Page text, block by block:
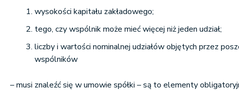
wysokości kapitału zakładowego;
tego, czy wspólnik może mieć więcej niż jeden udział;
liczby i wartości nominalnej udziałów objętych przez
wspólników
– musi znaleźć się w umowie spółki – są to elementy